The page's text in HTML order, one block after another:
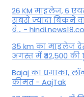
26 KM माइलेज, 6
सबसे ज्यादा बिकने
बे... -
35 km का माइलेज
अगस्त में ₹42,500
Bajaj का धमाका,
कीमत - AajTak